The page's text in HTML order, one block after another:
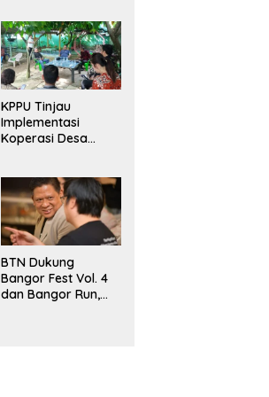
KPPU Tinjau
Implementasi
Koperasi Desa
BTN Dukung
Bangor Fest Vol. 4
dan Bangor Run,